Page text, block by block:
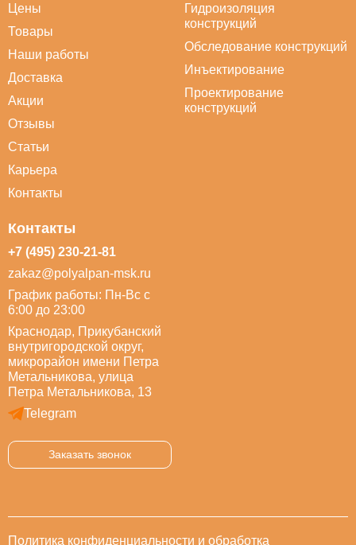
Цены
Товары
Наши работы
Доставка
Акции
Отзывы
Статьи
Карьера
Контакты
Гидроизоляция
конструкций
Обследование конструкций
Инъектирование
Проектирование
конструкций
Контакты
+7 (495) 230-21-81
zakaz@polyalpan-msk.ru
График работы: Пн-Вс с
6:00 до 23:00
Краснодар, Прикубанский
внутригородской округ,
микрорайон имени Петра
Метальникова, улица
Петра Метальникова, 13
Telegram
Заказать звонок
Политика конфиденциальности и обработка